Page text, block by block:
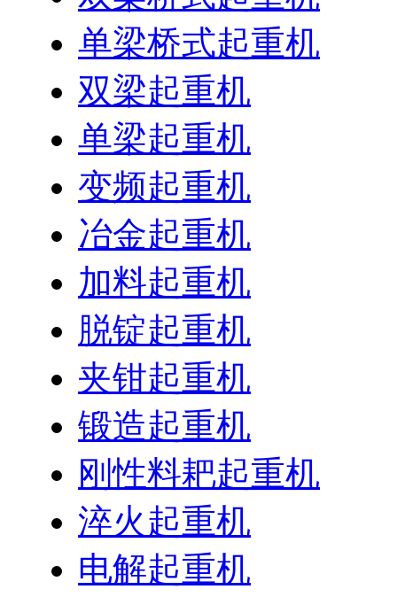
单梁桥式起重机
双梁起重机
单梁起重机
变频起重机
冶金起重机
加料起重机
脱锭起重机
夹钳起重机
锻造起重机
刚性料耙起重机
淬火起重机
电解起重机